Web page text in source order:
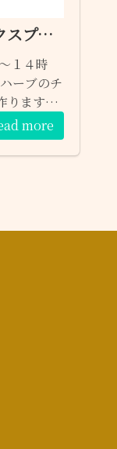
Ｅ）ハーブを使ったマスクスプレー
１４時
ーブのチ
ります。
しい雰囲
もバッグ
でもご参
いします
more